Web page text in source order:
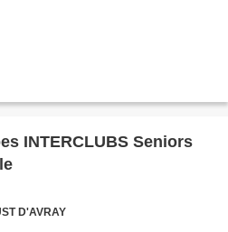
INTERCLUBS Seniors
D'AVRAY